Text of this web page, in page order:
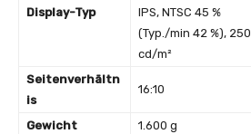
Display-Typ
IPS, NTSC 45 %
(Typ./min 42 %), 250
cd/m²
Seitenverhältn
is
16:10
Gewicht 1.600 g